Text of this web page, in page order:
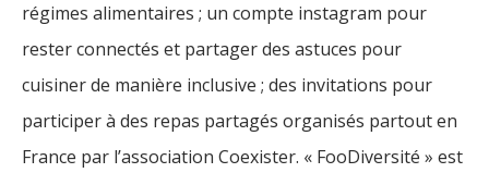
régimes alimentaires ; un compte instagram pour
rester connectés et partager des astuces pour
cuisiner de manière inclusive ; des invitations pour
participer à des repas partagés organisés partout en
France par l’association Coexister. « FooDiversité » est